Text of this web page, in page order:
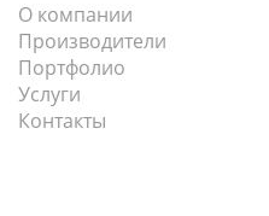
О компании
Производители
Портфолио
Услуги
Контакты